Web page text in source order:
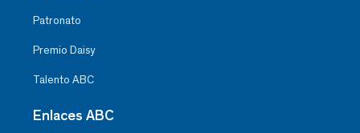
Patronato
Premio Daisy
Talento ABC
Enlaces ABC